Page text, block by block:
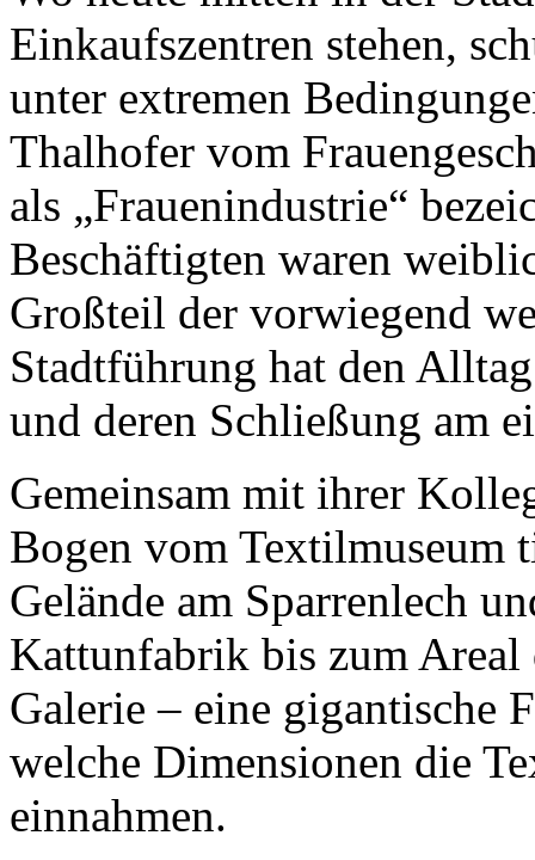
Einkaufszentren stehen,
unter extremen
Thalhofer vom
als „Frauenindustrie“
Beschäftigten waren
Großteil der vorwiegend
Stadtführung hat den
und deren Schließung am
Gemeinsam mit ihrer
Bogen vom Textilmuseum
Gelände am Sparrenlech
Kattunfabrik bis zum
Galerie – eine gigantische
welche Dimensionen die
einnahmen.